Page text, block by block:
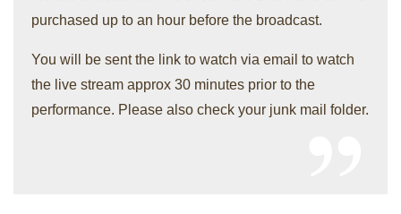
purchased up to an hour before the broadcast.
You will be sent the link to watch via email to watch
the live stream approx 30 minutes prior to the
performance. Please also check your junk mail folder.